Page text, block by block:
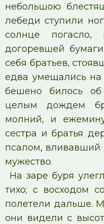
небольшою
лебеди ступили
солнце погасло,
догоревшей
себя братьев,
едва умещались
бешено билось
целым дождем
молний, и
сестра и братья
псалом, вливавший
мужество.
На заре буря
тихо; с восходом
полетели дальше.
они видели с